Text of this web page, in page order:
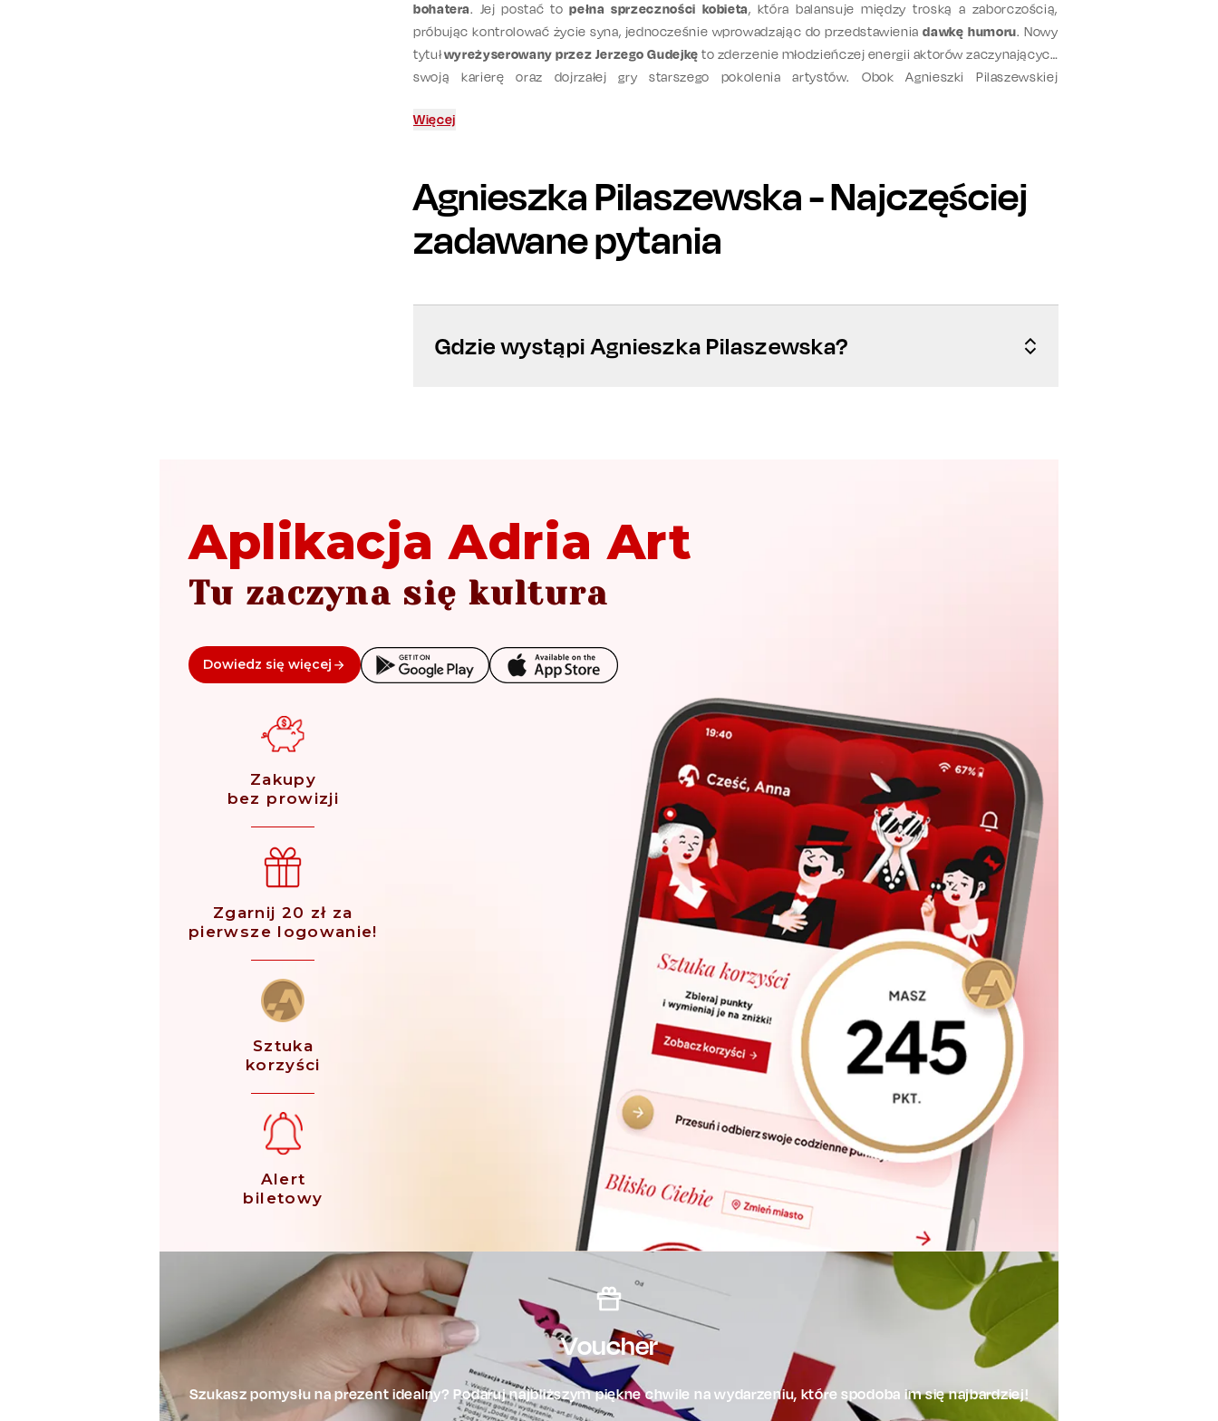
bohatera. Jej postać topełna sprzeczności kobieta, która balansuje między troską a zaborczością,
próbując kontrolować życie syna, jednocześnie wprowadzając do przedstawieniadawkę humoru. Nowy
tytułwyreżyserowany przez Jerzego Gudejkę to zderzenie młodzieńczej energii aktorów zaczynających
swoją karierę oraz dojrzałej gry starszego pokolenia artystów. Obok Agnieszki Pilaszewskiej
Więcej
Agnieszka Pilaszewska- Najczęściej
zadawane pytania
Gdzie wystąpi Agnieszka Pilaszewska?
Aplikacja Adria Art
Tu zaczyna się kultura
Dowiedz się więcej
Zakupy
bez prowizji
Zgarnij 20 zł za
pierwsze logowanie!
Sztuka
korzyści
Alert
biletowy
Voucher
Szukasz pomysłu na prezent idealny? Podaruj najbliższym piękne chwile na wydarzeniu, które spodoba im się najbardziej!